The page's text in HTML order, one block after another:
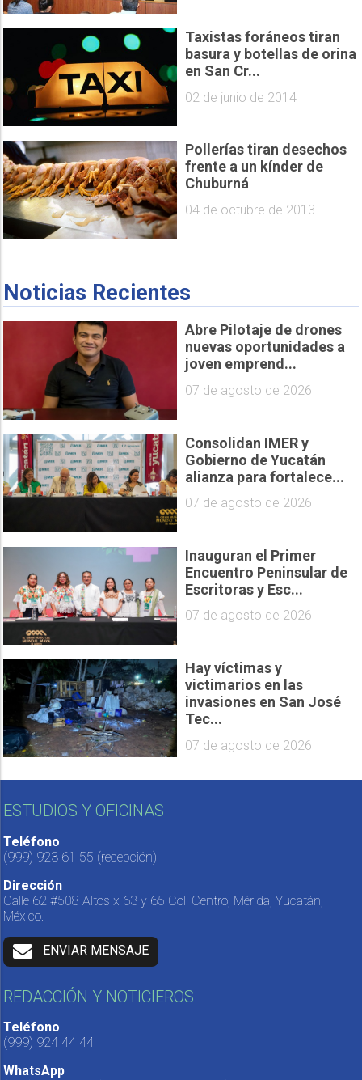
Taxistas foráneos tiran
basura y botellas de orina
en San Cr...
02 de junio de 2014
Pollerías tiran desechos
frente a un kínder de
Chuburná
04 de octubre de 2013
Noticias Recientes
Abre Pilotaje de drones
nuevas oportunidades a
joven emprend...
07 de agosto de 2026
Consolidan IMER y
Gobierno de Yucatán
alianza para fortalece...
07 de agosto de 2026
Inauguran el Primer
Encuentro Peninsular de
Escritoras y Esc...
07 de agosto de 2026
Hay víctimas y
victimarios en las
invasiones en San José
Tec...
07 de agosto de 2026
ESTUDIOS Y OFICINAS
Teléfono
(999) 923 61 55 (recepción)
Dirección
Calle 62 #508 Altos x 63 y 65 Col. Centro, Mérida, Yucatán,
México.
ENVIAR MENSAJE
REDACCIÓN Y NOTICIEROS
Teléfono
(999) 924 44 44
WhatsApp